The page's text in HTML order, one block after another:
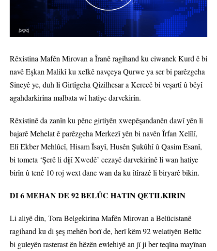
Rêxistina Mafên Mirovan a Îranê ragihand ku ciwanek Kurd ê bi
navê Eşkan Malikî ku xelkê navçeya Qurwe ya ser bi parêzgeha
Sineyê ye, duh li Girtîgeha Qizilhesar a Kerecê bi veşartî û bêyî
agahdarkirina malbata wî hatiye darvekirin.
Rêxistinê da zanîn ku pênc girtiyên xwepêşandanên dawî yên li
bajarê Mehelat ê parêzgeha Merkezî yên bi navên Îrfan Xelîlî,
Elî Ekber Mehlûcî, Hisam Îsayî, Husên Şukûhî û Qasim Esanî,
bi tometa ‘Şerê li dijî Xwedê’ cezayê darvekirinê li wan hatiye
birîn û tenê 10 roj wext dane wan da ku îtîrazê li biryarê bikin.
DI 6 MEHAN DE 92 BELÛC HATIN QETILKIRIN
Li aliyê din, Tora Belgekirina Mafên Mirovan a Belûcistanê
ragihand ku di şeş mehên borî de, herî kêm 92 welatiyên Belûc
bi guleyên rasterast ên hêzên ewlehiyê an jî ji ber teqîna mayînan